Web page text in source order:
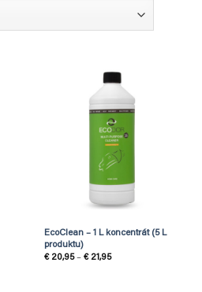
EcoClean – 1 L koncentrát (5 L
produktu)
€20,95 – €21,95Rozpětí